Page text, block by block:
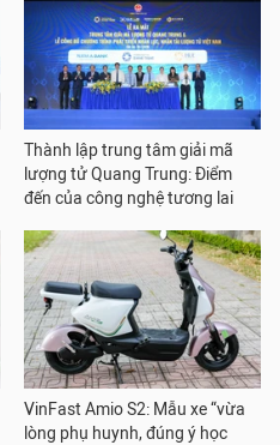
Thành lập trung tâm giải mã
lượng tử Quang Trung: Điểm
đến của công nghệ tương lai
VinFast Amio S2: Mẫu xe “vừa
lòng phụ huynh, đúng ý học